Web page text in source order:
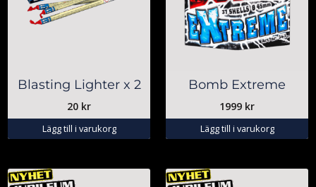
Blasting Lighter x 2
20 kr
Lägg till i varukorg
Bomb Extreme
1999 kr
Lägg till i varukorg